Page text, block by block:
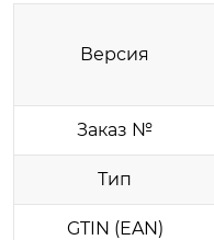
Версия
Заказ №
Тип
GTIN (EAN)